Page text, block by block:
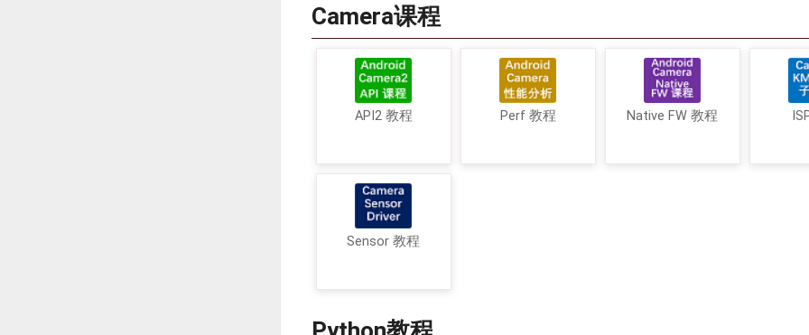
Camera课程
API2 教程 Perf 教程 Native FW 教程
Sensor 教程